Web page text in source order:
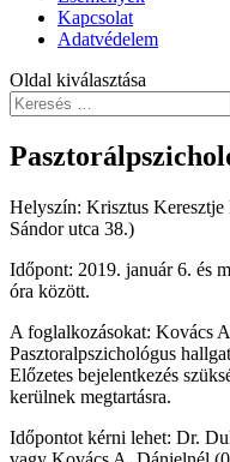
Kapcsolat
Adatvédelem
Oldal kiválasztása
Helyszín: Krisztus
Sándor utca 38.)
Időpont: 2019. január 6. és
óra között.
A foglalkozásokat: Kovács
Pasztoralpszichológus
Előzetes bejelentkezés
kerülnek megtartásra.
Időpontot kérni lehet: Dr.